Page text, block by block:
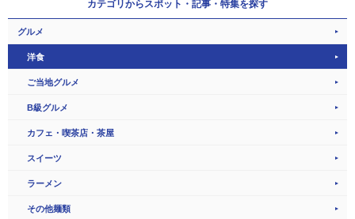
カテゴリからスポット・記事・特集を探す
グルメ
洋食
ご当地グルメ
B級グルメ
カフェ・喫茶店・茶屋
スイーツ
ラーメン
その他麺類